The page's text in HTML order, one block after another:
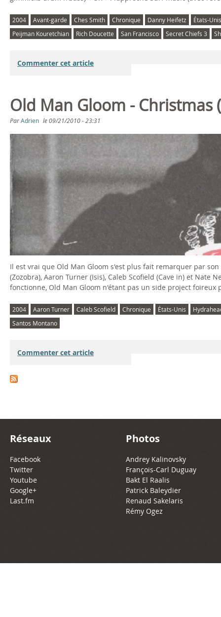
2004 Avant-garde Ches Smith Chronique Danny Heifetz
États-Unis
Peijman Kouretchian
Rich Doucette San Francisco Secret Chiefs 3
Commenter cet article
Old Man Gloom - Christmas
ParAdrien le09/21/2010 - 23:31
Il est vrai que Old Man Gloom s'est plus fait remarquer par
(Zozobra), Aaron Turner (Isis), Caleb Scofield (Cave in) et
fonctionne, Old Man Gloom n'étant pas un side project
2004 Aaron Turner Caleb Scofield Chronique États-Unis
Santos Montano
Commenter cet article
Réseaux
Facebook
Twitter
Youtube
Google+
Last.fm
Photos
Andrey Kalinovsky
François-Carl Duguay
Bakt El Raalis
Patrick Baleydier
Renaud Sakelaris
Rémy Ogez